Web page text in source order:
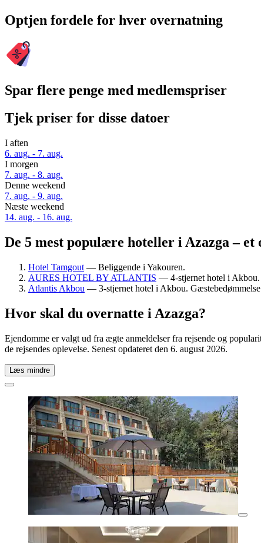
Optjen fordele for hver overnatning
Spar flere penge med medlemspriser
Tjek priser for disse datoer
I aften
6. aug. - 7. aug.
I morgen
7. aug. - 8. aug.
Denne weekend
7. aug. - 9. aug.
Næste weekend
14. aug. - 16. aug.
De 5 mest populære hoteller i Azazga –
Hotel Tamgout — Beliggende i Yakouren.
AURES HOTEL BY ATLANTIS — 4-stjernet hotel i Akbou.
Atlantis Akbou — 3-stjernet hotel i Akbou.
Hvor skal du overnatte i Azazga?
Ejendomme er valgt ud fra ægte anmeldelser fra rejsende og
de rejsendes oplevelse. Senest opdateret den 6. august 2026.
Læs mindre